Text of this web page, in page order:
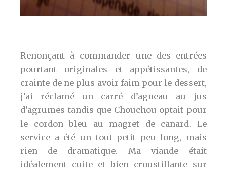
Renonçant à commander une des entrées
pourtant originales et appétissantes, de
crainte de ne plus avoir faim pour le dessert,
j’ai réclamé un carré d’agneau au jus
d’agrumes tandis que Chouchou optait pour
le cordon bleu au magret de canard. Le
service a été un tout petit peu long, mais
rien de dramatique. Ma viande était
idéalement cuite et bien croustillante sur